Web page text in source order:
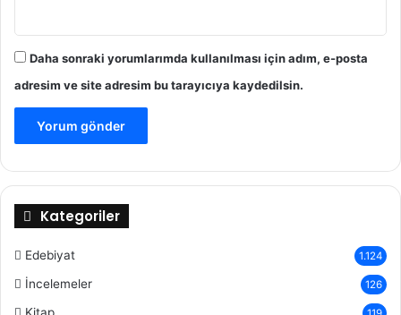
Daha sonraki yorumlarımda kullanılması için adım, e-posta
adresim ve site adresim bu tarayıcıya kaydedilsin.
Kategoriler
Edebiyat 1.124
İncelemeler 126